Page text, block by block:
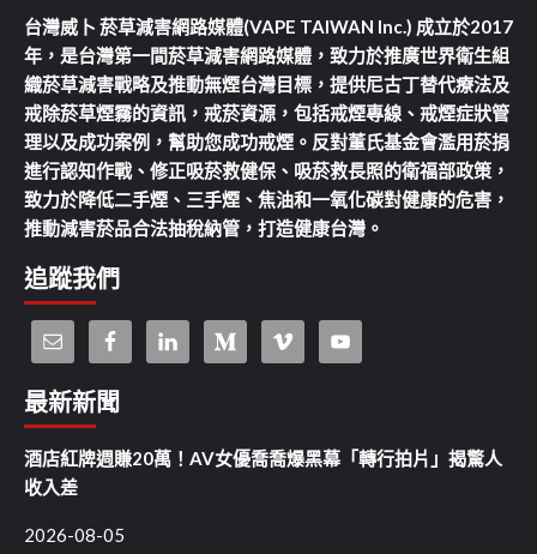
台灣威卜 菸草減害網路媒體(VAPE TAIWAN Inc.) 成立於2017
年，是台灣第一間菸草減害網路媒體，致力於推廣世界衛生組
織菸草減害戰略及推動無煙台灣目標，提供尼古丁替代療法及
戒除菸草煙霧的資訊，戒菸資源，包括戒煙專線、戒煙症狀管
理以及成功案例，幫助您成功戒煙。反對董氏基金會濫用菸捐
進行認知作戰、修正吸菸救健保、吸菸救長照的衛福部政策，
致力於降低二手煙、三手煙、焦油和一氧化碳對健康的危害，
推動減害菸品合法抽稅納管，打造健康台灣。
追蹤我們
最新新聞
酒店紅牌週賺20萬！AV女優喬喬爆黑幕「轉行拍片」揭驚人
收入差
2026-08-05